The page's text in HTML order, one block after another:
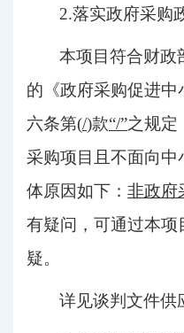
2.落实政府采购
本项目符合财政
的《政府采购促进
六条第(/)款“/”之规定
采购项目且不面向
体原因如下： 非政府
有疑问，可通过本
疑。
详见谈判文件供